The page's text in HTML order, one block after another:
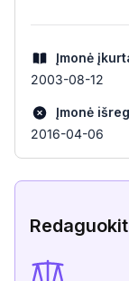
Įmonė
2003-08-12
Įmonė
2016-04-06